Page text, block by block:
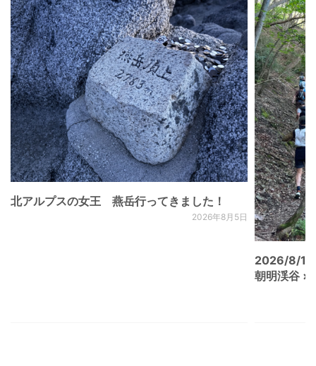
北アルプスの女王 燕岳行ってきました！
2026年8月5日
2026/8/
朝明渓谷 ×